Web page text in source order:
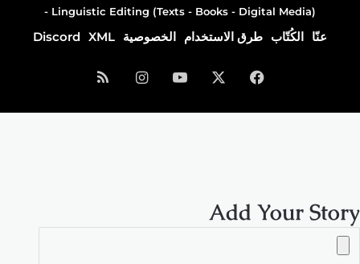
Linguistic Editing (Texts - Books - Digital Media) -
عنّا الكُتّاب طرق الاستخدام الخصوصية XML
Discord
فيسبوك ‫YouTubeانستقرامملخص
الموقع
Add Your Story